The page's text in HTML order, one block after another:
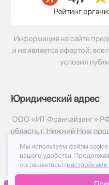
Рейтинг
Информация на сайте
и не является офертой;
условия
Юридический адрес
ООО «ИТ Франчайзинг»
область, г. Нижний
© 2017-2026г, База Цветов
Политика
Публичная оферта
Мы используем файлы
вашего удобства. Продолжая
соглашаетесь с настройками